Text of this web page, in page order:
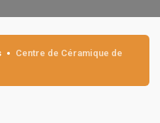
Centre de Céramique de